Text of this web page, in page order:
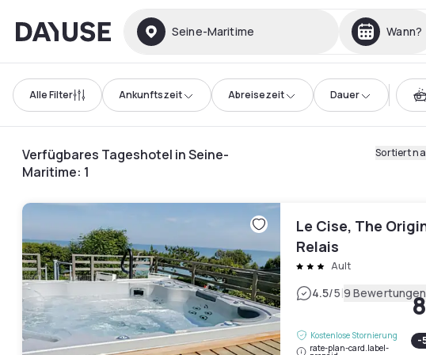
Dayuse Seine-Maritime Wann?
Alle Filter Ankunftszeit Abreisezeit Dauer
Verfügbares Tageshotel in Seine-
Maritime: 1
Sortiert
Le Cise, The
Relais
Ault
4.5/5|9 Bewertungen
Kostenlose Stornierung
rate-plan-card.label-
-